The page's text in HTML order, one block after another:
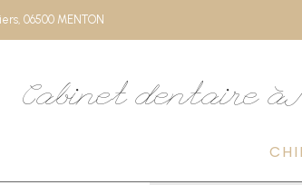
06500 MENTON
Cabinet dentaire à